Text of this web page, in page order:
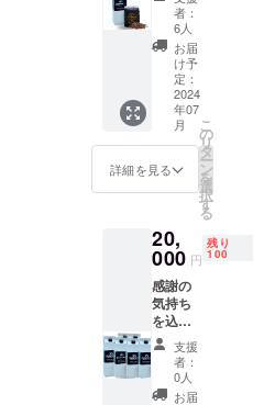
温で保
存 ・賞
味期
限：
2026年
5月 ・
原産
国 ：
ンカ
原材料
加物等
の食品
表示は
お届け
商品の
ラベル
に表記
されま
す。 商
品開封
100g ・
保存方
法：直
射日光
を避
け、常
温で保
限：製
造日か
・原材
料：
コー
ヒー豆
（国内
製造）
・主原
料の原
産地：
ルド
リップ
で丁寧
にお作
りして
いま
す。
コー
来の味
をお楽
ため、
無糖の
製品と
なって
おりま
す。 原
材料及
び添加
物等の
食品表
重量：
1000ml
・保存
方法：
直射日
光を避
け、常
温で保
存。
保存し
お早め
し上が
りくだ
さい。
・賞味
期限：
製造日
から１
礼の
メッ
セージ
をお送
りしま
す。 セ
イロン
コー
ヒーの
【アイ
スコー
【浅煎
りコー
ヒー豆
１袋】
をご提
供しま
す。
【アイ
スコー
ヒー】
者：
6人
お届
け予
定：
2024
年07
月
詳細を見る
こ
の
リ
タ
ー
ン
を
選
択
す
る
20,
000 円
残り
100
感謝の
気持ち
を込め
て、お
礼の
メッ
セージ
支援
者：
0人
お届